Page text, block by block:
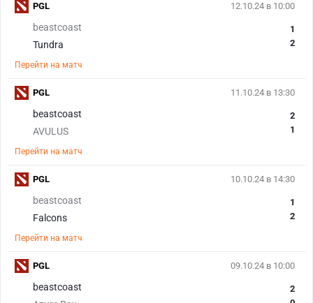
12.10.24 в 10:00
beastcoast
Tundra
1
2
Перейти на матч
PGL
11.10.24 в 13:30
beastcoast
AVULUS
2
1
Перейти на матч
PGL
10.10.24 в 14:30
beastcoast
Falcons
1
2
Перейти на матч
PGL
09.10.24 в 10:00
beastcoast
2
PGL